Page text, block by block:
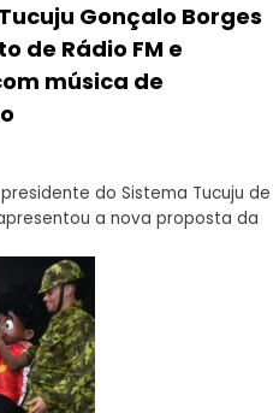
Gonçalo Borges
de Rádio FM e
música de
do Sistema Tucuju de
a nova proposta da